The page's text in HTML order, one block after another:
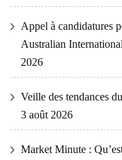
Appel à candidatures
Australian
2026
Veille des tendances
3 août 2026
Market Minute :